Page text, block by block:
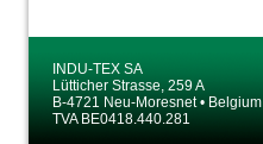
INDU-TEX SA
Lütticher Strasse, 259 A
B-4721 Neu-Moresnet • Belgium
TVA BE0418.440.281